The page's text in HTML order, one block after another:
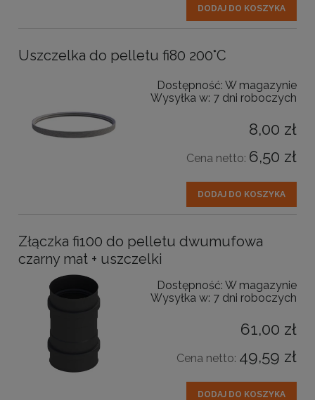
DODAJ DO KOSZYKA
Uszczelka do pelletu fi80 200°C
Dostępność: W magazynie
Wysyłka w: 7 dni roboczych
8,00 zł
Cena netto: 6,50 zł
DODAJ DO KOSZYKA
Złączka fi100 do pelletu dwumufowa
czarny mat + uszczelki
Dostępność: W magazynie
Wysyłka w: 7 dni roboczych
61,00 zł
Cena netto: 49,59 zł
DODAJ DO KOSZYKA